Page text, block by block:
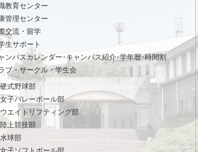
教育センター
管理センター
交流・留学
生サポート
ンパスカレンダー･キャンパス紹介･学年暦･時間割
ブ・サークル・学生会
硬式野球部
女子バレーボール部
ウエイトリフティング部
陸上競技部
水球部
女子ソフトボール部